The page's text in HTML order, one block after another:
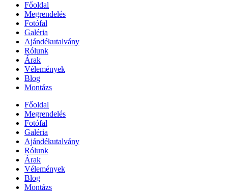
Főoldal
Megrendelés
Fotófal
Galéria
Ajándékutalvány
Rólunk
Árak
Vélemények
Blog
Montázs
Főoldal
Megrendelés
Fotófal
Galéria
Ajándékutalvány
Rólunk
Árak
Vélemények
Blog
Montázs